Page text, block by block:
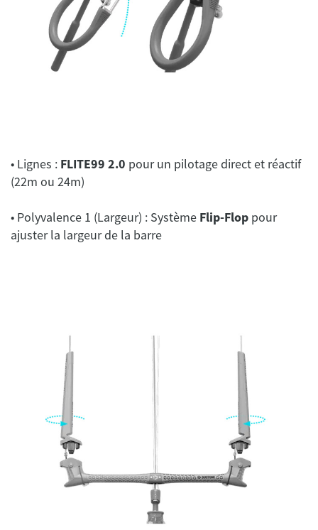
• Lignes : FLITE99 2.0 pour un pilotage direct et réactif
(22m ou 24m)
• Polyvalence 1 (Largeur) : Système Flip-Flop pour
ajuster la largeur de la barre